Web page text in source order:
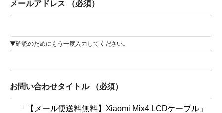
メールアドレス （必須）
▼確認のためにもう一度入力してください。
お問い合わせタイトル （必須）